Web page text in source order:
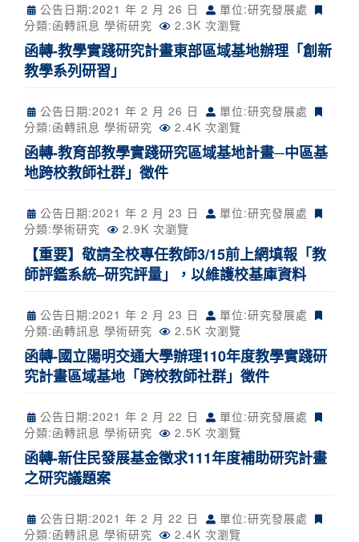
公告日期:2021 年 2 月 26 日
單位:研究發展處
分類:函轉訊息 學術研究 2.3K 次瀏覽
函轉-教學實踐研究計畫東部區域基地辦理「創新
教學系列研習」
公告日期:2021 年 2 月 26 日
單位:研究發展處
分類:函轉訊息 學術研究 2.4K 次瀏覽
函轉-教育部教學實踐研究區域基地計畫─中區基
地跨校教師社群」徵件
公告日期:2021 年 2 月 23 日
單位:研究發展處
分類:學術研究 2.9K 次瀏覽
【重要】敬請全校專任教師3/15前上網填報「教
師評鑑系統–研究評量」，以維護校基庫資料
公告日期:2021 年 2 月 23 日
單位:研究發展處
分類:函轉訊息 學術研究 2.5K 次瀏覽
函轉-國立陽明交通大學辦理110年度教學實踐研
究計畫區域基地「跨校教師社群」徵件
公告日期:2021 年 2 月 22 日
單位:研究發展處
分類:函轉訊息 學術研究 2.5K 次瀏覽
函轉-新住民發展基金徵求111年度補助研究計畫
之研究議題案
公告日期:2021 年 2 月 22 日
單位:研究發展處
分類:函轉訊息 學術研究 2.4K 次瀏覽